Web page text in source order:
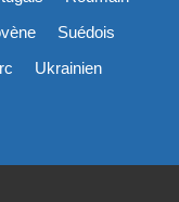
Suédois
Ukrainien